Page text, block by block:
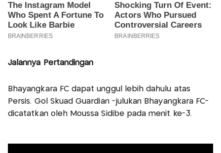
Jalannya Pertandingan
Bhayangkara FC dapat unggul lebih dahulu atas
Persis. Gol Skuad Guardian -julukan Bhayangkara FC-
dicatatkan oleh Moussa Sidibe pada menit ke-3.